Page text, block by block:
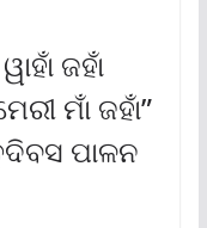
ଜହାଁ
ମାଁ ଜହାଁ”
ପାଳନ